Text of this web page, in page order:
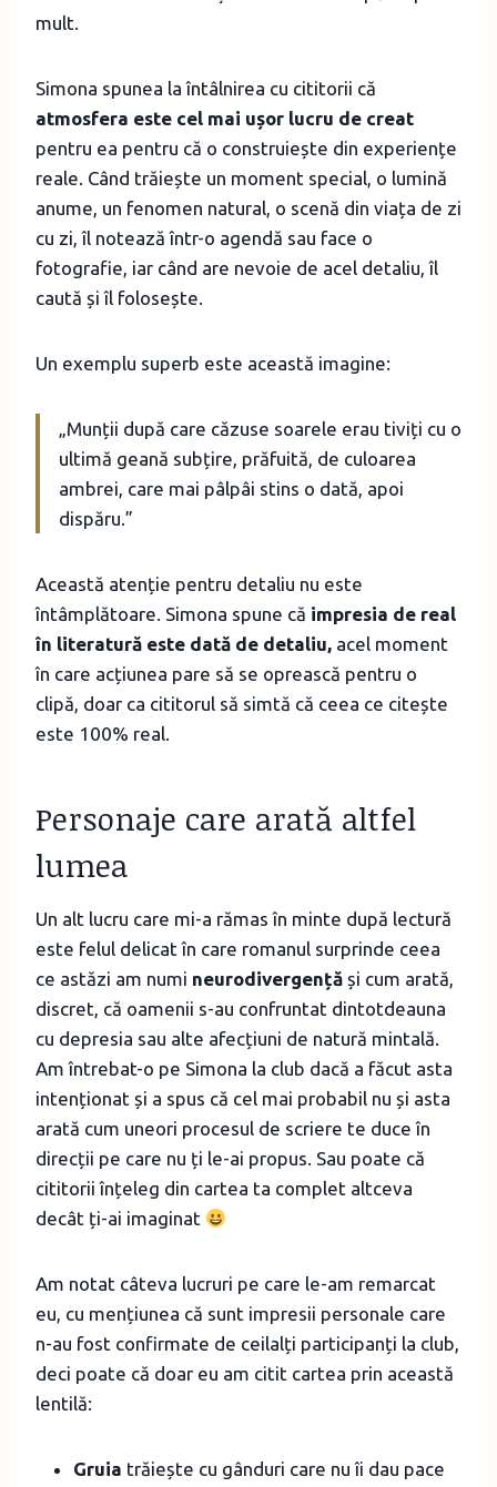
mult.
Simona spunea la întâlnirea cu cititorii că
atmosfera este cel mai ușor lucru de creat
pentru ea pentru că o construiește din experiențe
reale. Când trăiește un moment special, o lumină
anume, un fenomen natural, o scenă din viața de zi
cu zi, îl notează într-o agendă sau face o
fotografie, iar când are nevoie de acel detaliu, îl
caută și îl folosește.
Un exemplu superb este această imagine:
„Munții după care căzuse soarele erau tiviți cu o
ultimă geană subțire, prăfuită, de culoarea
ambrei, care mai pâlpâi stins o dată, apoi
dispăru.”
Această atenție pentru detaliu nu este
întâmplătoare. Simona spune că impresia de real
în literatură este dată de detaliu, acel moment
în care acțiunea pare să se oprească pentru o
clipă, doar ca cititorul să simtă că ceea ce citește
este 100% real.
Personaje care arată altfel
lumea
Un alt lucru care mi-a rămas în minte după lectură
este felul delicat în care romanul surprinde ceea
ce astăzi am numi neurodivergență și cum arată,
discret, că oamenii s-au confruntat dintotdeauna
cu depresia sau alte afecțiuni de natură mintală.
Am întrebat-o pe Simona la club dacă a făcut asta
intenționat și a spus că cel mai probabil nu și asta
arată cum uneori procesul de scriere te duce în
direcții pe care nu ți le-ai propus. Sau poate că
cititorii înțeleg din cartea ta complet altceva
decât ți-ai imaginat
Am notat câteva lucruri pe care le-am remarcat
eu, cu mențiunea că sunt impresii personale care
n-au fost confirmate de ceilalți participanți la club,
deci poate că doar eu am citit cartea prin această
lentilă:
Gruia trăiește cu gânduri care nu îi dau pace